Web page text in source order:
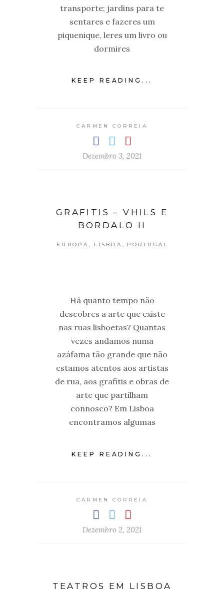
transporte; jardins para te
sentares e fazeres um
piquenique, leres um livro ou
dormires
KEEP READING...
CARMEN CORREIA
Dezembro 3, 2021
GRAFITIS – VHILS E
BORDALO II
EUROPA , LISBOA , PORTUGAL
Há quanto tempo não
descobres a arte que existe
nas ruas lisboetas? Quantas
vezes andamos numa
azáfama tão grande que não
estamos atentos aos artistas
de rua, aos grafitis e obras de
arte que partilham
connosco? Em Lisboa
encontramos algumas
KEEP READING...
CARMEN CORREIA
Dezembro 2, 2021
TEATROS EM LISBOA